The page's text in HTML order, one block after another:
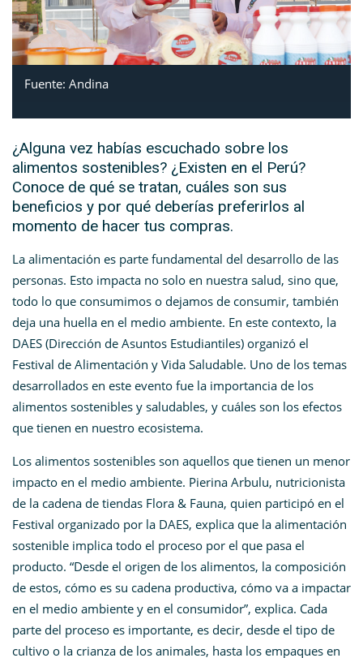
Fuente: Andina
¿Alguna vez habías escuchado sobre los
alimentos sostenibles? ¿Existen en el Perú?
Conoce de qué se tratan, cuáles son sus
beneficios y por qué deberías preferirlos al
momento de hacer tus compras.
La alimentación es parte fundamental del desarrollo de las
personas. Esto impacta no solo en nuestra salud, sino que,
todo lo que consumimos o dejamos de consumir, también
deja una huella en el medio ambiente. En este contexto, la
DAES (Dirección de Asuntos Estudiantiles) organizó el
Festival de Alimentación y Vida Saludable. Uno de los temas
desarrollados en este evento fue la importancia de los
alimentos sostenibles y saludables, y cuáles son los efectos
que tienen en nuestro ecosistema.
Los alimentos sostenibles son aquellos que tienen un menor
impacto en el medio ambiente. Pierina Arbulu, nutricionista
de la cadena de tiendas Flora & Fauna, quien participó en el
Festival organizado por la DAES, explica que la alimentación
sostenible implica todo el proceso por el que pasa el
producto. “Desde el origen de los alimentos, la composición
de estos, cómo es su cadena productiva, cómo va a impactar
en el medio ambiente y en el consumidor”, explica. Cada
parte del proceso es importante, es decir, desde el tipo de
cultivo o la crianza de los animales, hasta los empaques en